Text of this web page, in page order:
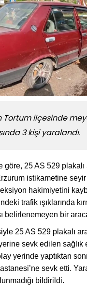
Tortum ilçesinde
3 kişi yaralandı.
göre, 25 AS 529 plakalı
istikametine
hakimiyetini
trafik ışıklarında
belirlenemeyen bir
25 AS 529 plakalı
sevk edilen sağlık
yerinde yaptıktan
sevk etti.
bildirildi.